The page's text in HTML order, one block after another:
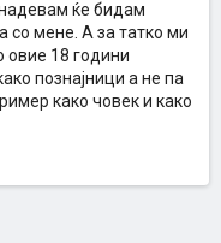
ќе бидам
со мене. А за татко ми
18 години
познајници а не па
како човек и како